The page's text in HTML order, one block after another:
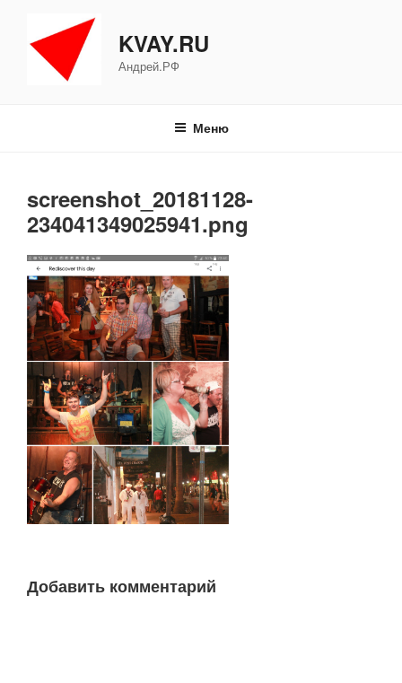
содержимому
KVAY.RU
Андрей.РФ
Меню
screenshot_20181128-
234041349025941.png
Добавить комментарий